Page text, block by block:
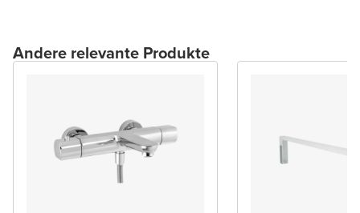
Andere relevante Produkte